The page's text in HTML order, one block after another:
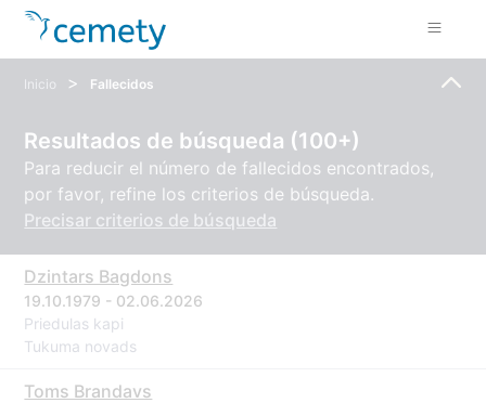
Inicio > Fallecidos
Resultados de búsqueda (100+)
Para reducir el número de fallecidos encontrados,
por favor, refine los criterios de búsqueda.
Precisar criterios de búsqueda
Dzintars Bagdons
19.10.1979 - 02.06.2026
Priedulas kapi
Tukuma novads
Toms Brandavs